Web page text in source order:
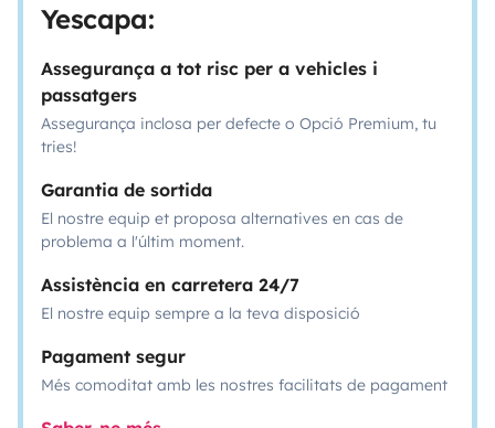
Yescapa:
Assegurança a tot risc per a vehicles i
passatgers
Assegurança inclosa per defecte o Opció Premium, tu
tries!
Garantia de sortida
El nostre equip et proposa alternatives en cas de
problema a l'últim moment.
Assistència en carretera 24/7
El nostre equip sempre a la teva disposició
Pagament segur
Més comoditat amb les nostres facilitats de pagament